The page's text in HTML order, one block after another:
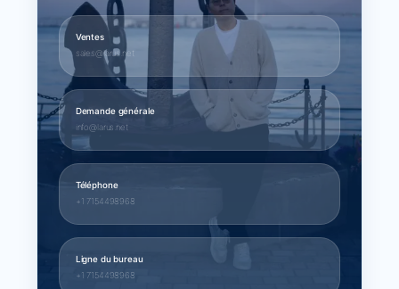
Ventes
sales@larus.net
Demande générale
info@larus.net
Téléphone
+1 7154498968
Ligne du bureau
+1 7154498968